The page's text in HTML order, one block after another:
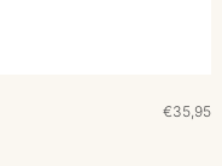
€35,95